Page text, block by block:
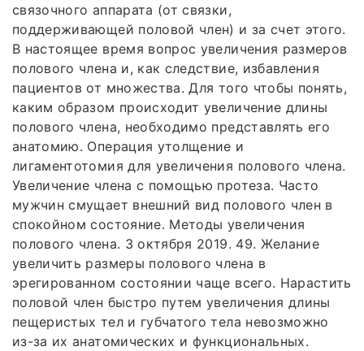
связочного аппарата (от связки,
поддерживающей половой член) и за счет этого.
В настоящее время вопрос увеличения размеров
полового члена и, как следствие, избавления
пациентов от множества. Для того чтобы понять,
каким образом происходит увеличение длины
полового члена, необходимо представлять его
анатомию. Операция утолщение и
лигаментотомия для увеличения полового члена.
Увеличение члена с помощью протеза. Часто
мужчин смущает внешний вид полового член в
спокойном состояние. Методы увеличения
полового члена. 3 октября 2019. 49. Желание
увеличить размеры полового члена в
эрегированном состоянии чаще всего. Нарастить
половой член быстро путем увеличения длины
пещеристых тел и губчатого тела невозможно
из-за их анатомических и функциональных.